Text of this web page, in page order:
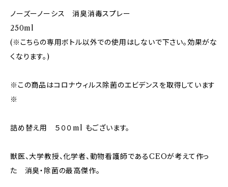
ノーズーノーシス 消臭消毒スプレー
250ml
(※こちらの専用ボトル以外での使用はしないで下さい。効果がな
くなります。)
※この商品はコロナウィルス除菌のエビデンスを取得しています
※
詰め替え用 ５００ml もございます。
獣医、大学教授、化学者、動物看護師であるCEOが考えて作っ
た 消臭・除菌の最高傑作。